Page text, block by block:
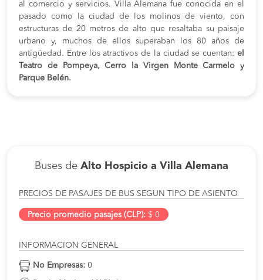
al comercio y servicios. Villa Alemana fue conocida en el
pasado como la ciudad de los molinos de viento, con
estructuras de 20 metros de alto que resaltaba su paisaje
urbano y, muchos de ellos superaban los 80 años de
antigüedad. Entre los atractivos de la ciudad se cuentan: el
Teatro de Pompeya, Cerro la Virgen Monte Carmelo y
Parque Belén.
Buses de Alto Hospicio a Villa Alemana
PRECIOS DE PASAJES DE BUS SEGUN TIPO DE ASIENTO
Precio promedio pasajes (CLP): $ 0
INFORMACION GENERAL
No Empresas: 0